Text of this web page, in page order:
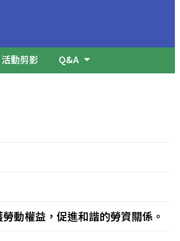
活動剪影 Q&A
動權益，促進和諧的勞資關係。